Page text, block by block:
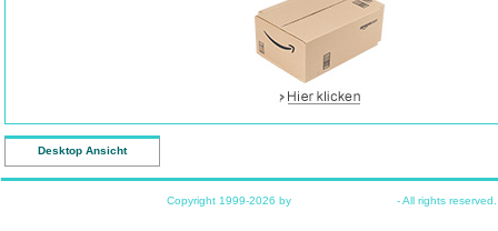
Desktop Ansicht
Copyright 1999-2026 by - All rights reserved.